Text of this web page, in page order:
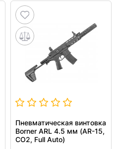
Пневматическая винтовка
Borner ARL 4.5 мм (AR-15,
CO2, Full Auto)